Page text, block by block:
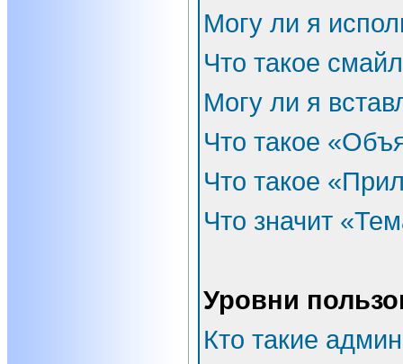
Могу ли я
Что такое
Могу ли я
Что такое
Что такое
Что значит
Уровни
Кто такие